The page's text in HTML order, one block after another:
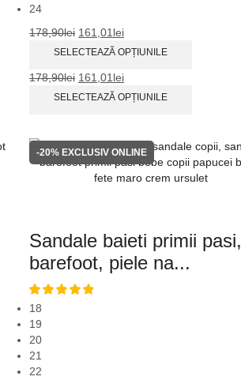
24
178,90lei 161,01 lei
SELECTEAZĂ OPȚIUNILE
178,90lei 161,01 lei
SELECTEAZĂ OPȚIUNILE
-20% EXCLUSIV ONLINE
Sandale baieti primii pasi,
barefoot, piele na...
18
19
20
21
22